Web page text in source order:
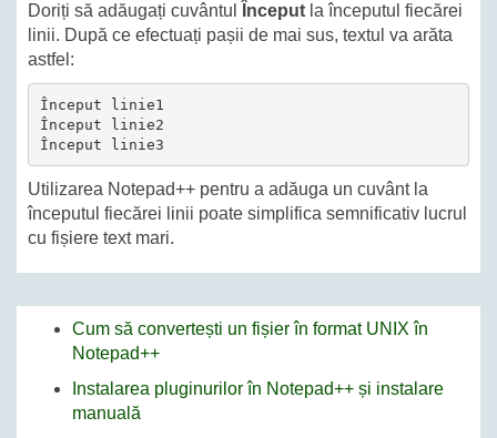
Doriți să adăugați cuvântul Început la începutul fiecărei
linii. După ce efectuați pașii de mai sus, textul va arăta
astfel:
Început linie1
Început linie2
Început linie3
Utilizarea Notepad++ pentru a adăuga un cuvânt la
începutul fiecărei linii poate simplifica semnificativ lucrul
cu fișiere text mari.
Cum să convertești un fișier în format UNIX în
Notepad++
Instalarea pluginurilor în Notepad++ și instalare
manuală